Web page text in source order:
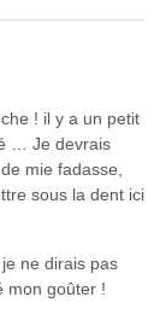
! il y a un petit
… Je devrais
mie fadasse,
sous la dent ici
je ne dirais pas
mon goûter !